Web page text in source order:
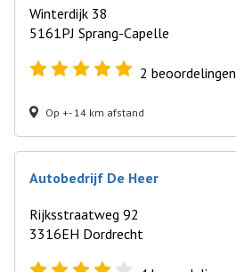
Winterdijk 38
5161PJ Sprang-Capelle
2 beoordelingen
Op +- 14 km afstand
Autobedrijf De Heer
Rijksstraatweg 92
3316EH Dordrecht